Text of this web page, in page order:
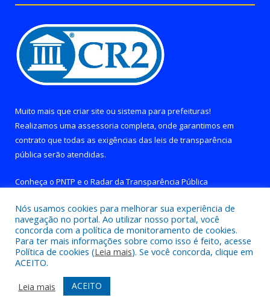
Muito mais que criar site ou sistema para prefeituras!
Realizamos uma assessoria completa, onde garantimos em
contrato que todas as exigências das leis de transparência
pública serão atendidas.
Conheça o PNTP e o Radar da Transparência Pública
Todos os direitos reservados a Prefeitura de Brejo Grande do
Araguaia.
Mapa do Site
Acessar Área Administrativa
Acessar Webmail
Nós usamos cookies para melhorar sua experiência de
navegação no portal. Ao utilizar nosso portal, você
concorda com a política de monitoramento de cookies.
Para ter mais informações sobre como isso é feito, acesse
Política de cookies (Leia mais). Se você concorda, clique em
ACEITO.
Leia mais
ACEITO